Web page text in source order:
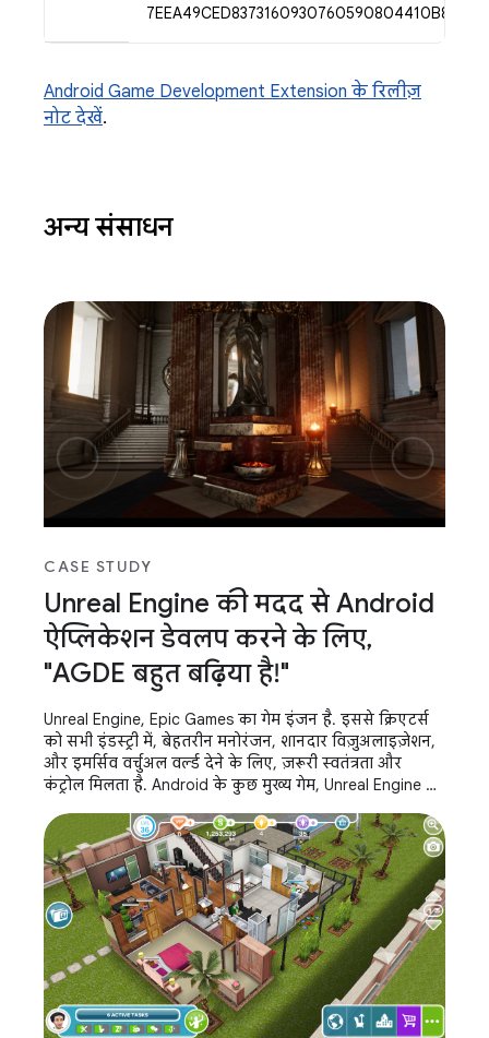
Android Game Development Extension के रिलीज़
नोट देखें.
अन्य संसाधन
CASE STUDY
Unreal Engine की मदद से Android
ऐप्लिकेशन डेवलप करने के लिए,
"AGDE बहुत बढ़िया है!"
Unreal Engine, Epic Games का गेम इंजन है. इससे क्रिएटर्स
को सभी इंडस्ट्री में, बेहतरीन मनोरंजन, शानदार विज़ुअलाइज़ेशन,
और इमर्सिव वर्चुअल वर्ल्ड देने के लिए, ज़रूरी स्वतंत्रता और
कंट्रोल मिलता है. Android के कुछ मुख्य गेम, Unreal Engine का